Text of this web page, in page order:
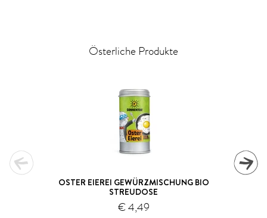
Österliche Produkte
OSTER EIEREI GEWÜRZMISCHUNG BIO
STREUDOSE
€ 4,49